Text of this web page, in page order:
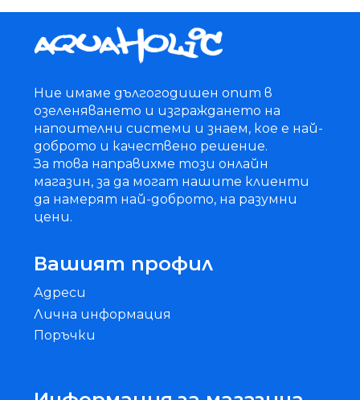
Ние имаме дългогодишен опит в
озеленяването и изграждането на
напоителни системи и знаем, кое е най-
доброто и качествено решение.
За това направихме този онлайн
магазин, за да могат нашите клиенти
да намерят най-доброто, на разумни
цени.
Вашият профил
Адреси
Лична информация
Поръчки